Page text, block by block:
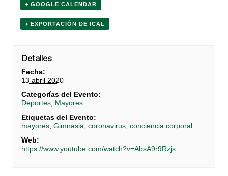
+ GOOGLE CALENDAR
+ EXPORTACIÓN DE ICAL
Detalles
Fecha:
13 abril 2020
Categorías del Evento:
Deportes, Mayores
Etiquetas del Evento:
mayores, Gimnasia coronavirus, conciencia corporal
Web:
https://www.youtube.com/watch?v=AbsA9r9Rzjs